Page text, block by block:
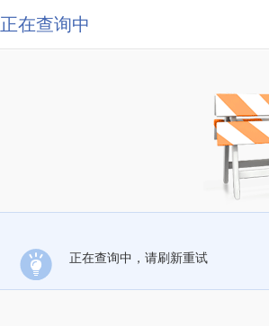
正在查询中
正在查询中，请刷新重试